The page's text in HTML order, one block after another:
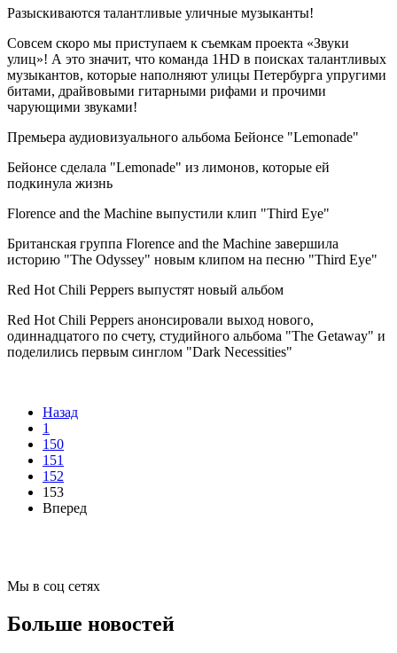
Разыскиваются талантливые уличные музыканты!
Совсем скоро мы приступаем к съемкам проекта «Звуки
улиц»! А это значит, что команда 1HD в поисках талантливых
музыкантов, которые наполняют улицы Петербурга упругими
битами, драйвовыми гитарными рифами и прочими
чарующими звуками!
Премьера аудиовизуального альбома Бейонсе "Lemonade"
Бейонсе сделала "Lemonade" из лимонов, которые ей
подкинула жизнь
Florence and the Machine выпустили клип "Third Eye"
Британская группа Florence and the Machine завершила
историю "The Odyssey" новым клипом на песню "Third Eye"
Red Hot Chili Peppers выпустят новый альбом
Red Hot Chili Peppers анонсировали выход нового,
одиннадцатого по счету, студийного альбома "The Getaway" и
поделились первым синглом "Dark Necessities"
Назад
1
150
151
152
153
Вперед
Мы в соц сетях
Больше новостей